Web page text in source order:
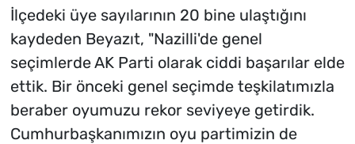
İlçedeki üye sayılarının 20 bine ulaştığını
kaydeden Beyazıt, "Nazilli'de genel
seçimlerde AK Parti olarak ciddi başarılar elde
ettik. Bir önceki genel seçimde teşkilatımızla
beraber oyumuzu rekor seviyeye getirdik.
Cumhurbaşkanımızın oyu partimizin de